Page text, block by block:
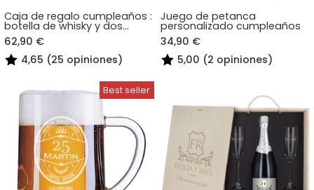
Caja de regalo cumpleaños :
botella de whisky y dos
vasos
62,90 €
4,65 (25 opiniones)
Juego de petanca
personalizado cumpleaños
34,90 €
5,00 (2 opiniones)